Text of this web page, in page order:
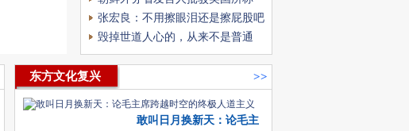
的“网络威胁论”是毫无根据的污蔑
阴谋
张宏良：不用擦眼泪还是擦屁股吧
毁掉世道人心的，从来不是普通
人，而是失德的精英
东方文化复兴 >>
敢叫日月换新天：论毛主